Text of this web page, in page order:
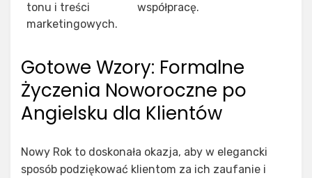
tonu i treści
marketingowych.
współpracę.
Gotowe Wzory: Formalne
Życzenia Noworoczne po
Angielsku dla Klientów
Nowy Rok to doskonała okazja, aby w elegancki
sposób podziękować klientom za ich zaufanie i